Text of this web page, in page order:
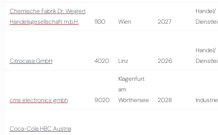
Chemische Fabrik Dr. Weigert
Handelsgesellschaft m.b.H.
1100 Wien 2027
Handel/
Citrocasa GmbH 4020 Linz 2026
Handel/
cms electronics gmbh 9020
Klagenfurt
am
Wörthersee
2028 Industrie
Coca-Cola HBC Austria